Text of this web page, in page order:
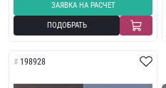
ЗАЯВКА НА РАСЧЕТ
ПОДОБРАТЬ
198928